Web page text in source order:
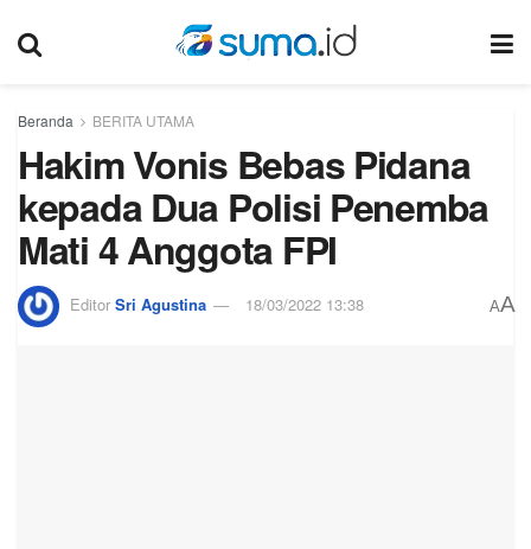
Beranda BERITA UTAMA
Hakim Vonis Bebas Pidana
kepada Dua Polisi Penemba
Mati 4 Anggota FPI
Editor Sri Agustina 18/03/2022 13:38 AA